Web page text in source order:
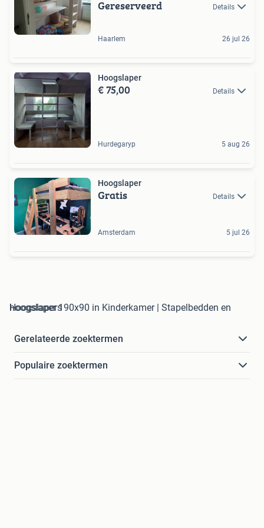
Gereserveerd Details
Haarlem 26 jul 26
Hoogslaper
€ 75,00 Details
Hurdegaryp 5 aug 26
Hoogslaper
Gratis Details
Amsterdam 5 jul 26
hoogslaper 190x90 in Kinderkamer | Stapelbedden en Hoogslapers
Gerelateerde zoektermen
Populaire zoektermen